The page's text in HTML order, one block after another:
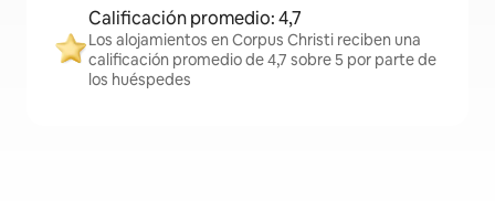
Calificación promedio: 4,7
Los alojamientos en Corpus Christi reciben una
calificación promedio de 4,7 sobre 5 por parte de
los huéspedes